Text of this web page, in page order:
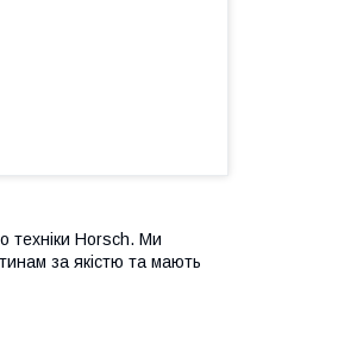
техніки Horsch. Ми
за якістю та мають